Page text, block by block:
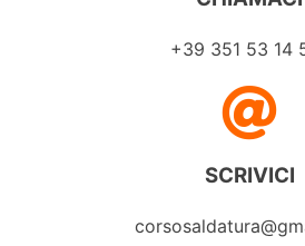
+39 351 53 14
SCRIVICI